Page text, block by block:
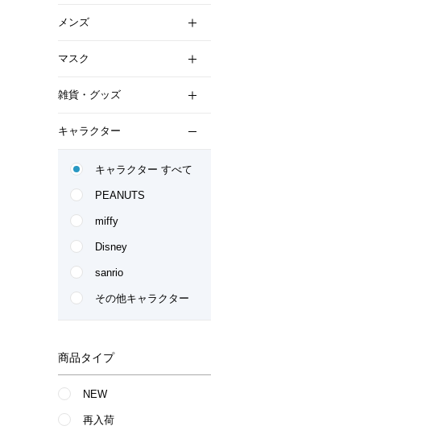
メンズ
マスク
雑貨・グッズ
キャラクター
キャラクター すべて
PEANUTS
miffy
Disney
sanrio
その他キャラクター
商品タイプ
NEW
再入荷